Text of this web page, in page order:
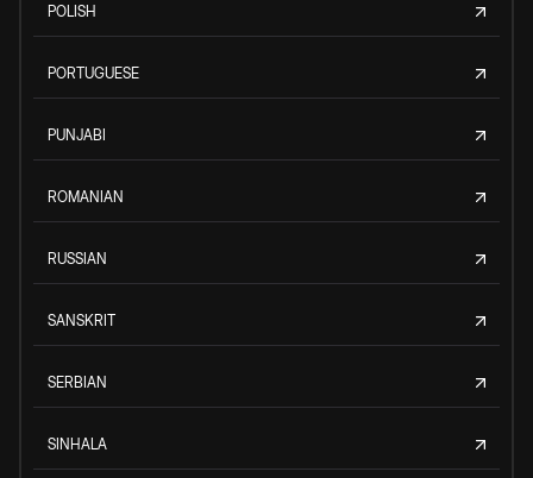
POLISH
PORTUGUESE
PUNJABI
ROMANIAN
RUSSIAN
SANSKRIT
SERBIAN
SINHALA